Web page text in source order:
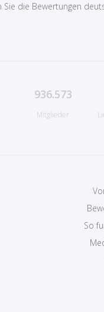
Sie die Bewertungen
936.573
Mitglieder
So